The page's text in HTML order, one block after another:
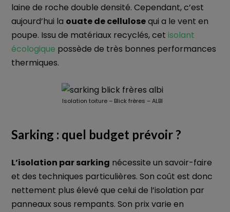
laine de roche double densité. Cependant, c’est
aujourd’hui la ouate de cellulosequi a le vent en
poupe. Issu de matériaux recyclés, cet isolant
écologique possède de très bonnes performances
thermiques.
Isolation toiture – Blick frères – ALBI
Sarking : quel budget prévoir ?
L’isolation par sarking nécessite un savoir-faire
et des techniques particulières. Son coût est donc
nettement plus élevé que celui de l’isolation par
panneaux sous rempants. Son prix varie en